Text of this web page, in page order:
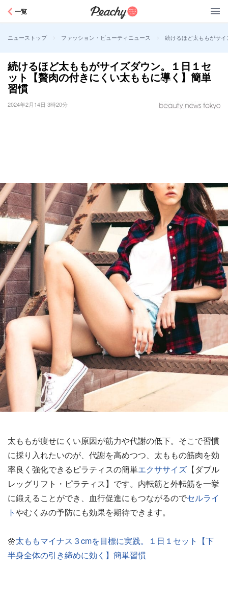
一覧
ニューストップ > ファッション・ビューティニュース > 続けるほど太ももがサ
続けるほど太ももがサイズダウン。１日１セ
ット【贅肉の付きにくい太ももに導く】簡単
習慣
2024年2月14日 3時20分
太ももが痩せにくい原因が筋力や代謝の低下。そこで習慣
に採り入れたいのが、代謝を高めつつ、太ももの筋肉を効
率良く強化できるピラティスの簡単エクササイズ 【ダブル
レッグリフト・ピラティス】です。内転筋と外転筋を一挙
に鍛えることができ、血行促進にもつながるのでセルライ
トやむくみの予防にも効果を期待できます。
🌼太ももマイナス３cmを目標に実践。１日１セット【下
半身全体の引き締めに効く】簡単習慣